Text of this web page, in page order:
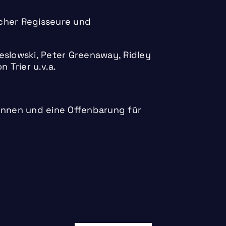
Regisseure und
Peter Greenaway, Ridley
Trier u.v.a.
und eine Offenbarung für